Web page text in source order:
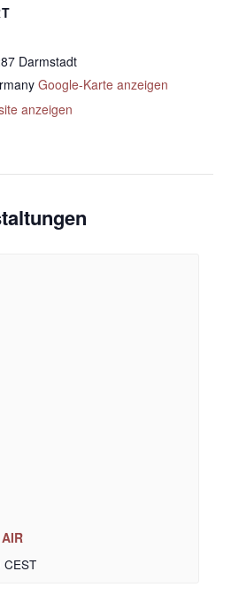
Darmstadt
Google-Karte anzeigen
anzeigen
CEST